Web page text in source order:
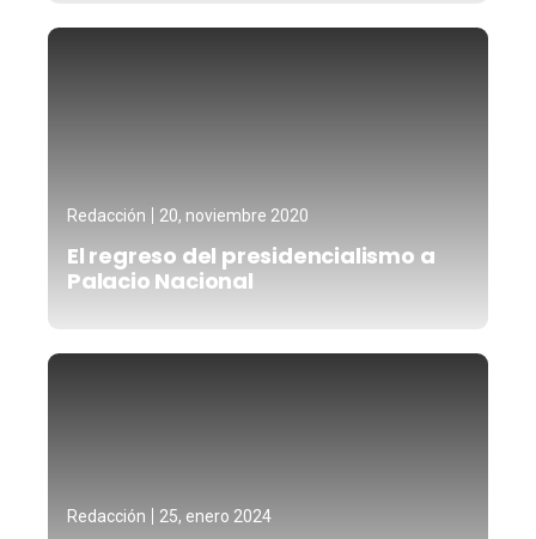
Redacción 20, noviembre 2020
El regreso del presidencialismo a
Palacio Nacional
Redacción 25, enero 2024